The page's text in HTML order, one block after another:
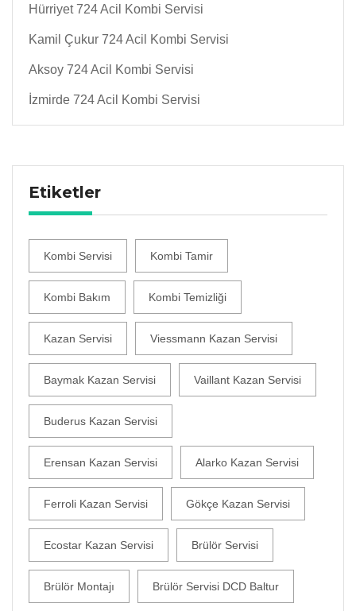
Hürriyet 724 Acil Kombi Servisi
Kamil Çukur 724 Acil Kombi Servisi
Aksoy 724 Acil Kombi Servisi
İzmirde 724 Acil Kombi Servisi
Etiketler
Kombi Servisi Kombi Tamir
Kombi Bakım Kombi Temizliği
Kazan Servisi Viessmann Kazan Servisi
Baymak Kazan Servisi Vaillant Kazan Servisi
Buderus Kazan Servisi
Erensan Kazan Servisi Alarko Kazan Servisi
Ferroli Kazan Servisi Gökçe Kazan Servisi
Ecostar Kazan Servisi Brülör Servisi
Brülör Montajı Brülör Servisi DCD Baltur